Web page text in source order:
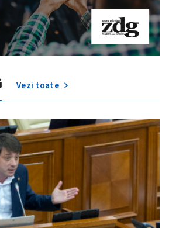
Vezi toate